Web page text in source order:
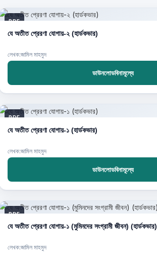
PDF
যে অতীত প্রেরণা যোগায়-২ (হার্ডকভার)
লেখক:জামিল মাহমুদ
ডাউনলোডবিনামূল্যে
PDF
যে অতীত প্রেরণা যোগায়-১ (হার্ডকভার)
লেখক:জামিল মাহমুদ
ডাউনলোডবিনামূল্যে
PDF
যে অতীত প্রেরণা যোগায়-১ (মুমিনদের সংগ্রামী জীবন) (হার্ডকভার)
লেখক:জামিল মাহমুদ